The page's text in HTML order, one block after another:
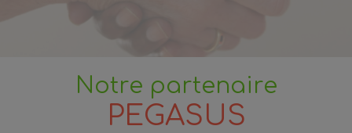
Notre partenaire
PEGASUS